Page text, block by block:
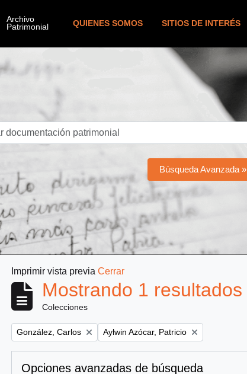
QUIENES SOMOS SITIOS DE INTERÉS
Búsqueda Avanzada »
Imprimir vista previa Cerrar
Mostrando 1 resultados
Colecciones
Remove filter:
González, Carlos Remove filter:
Aylwin Azócar, Patricio
Opciones avanzadas de búsqueda